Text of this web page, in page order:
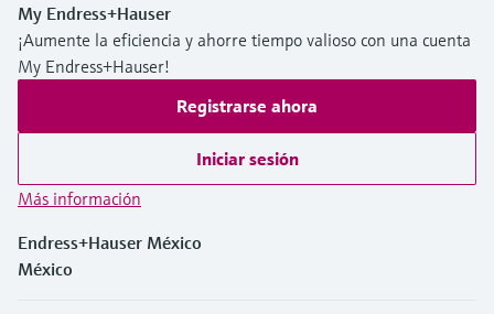
My Endress+Hauser
¡Aumente la eficiencia y ahorre tiempo valioso con una cuenta
My Endress+Hauser!
Registrarse ahora
Iniciar sesión
Más información
Endress+Hauser México
México